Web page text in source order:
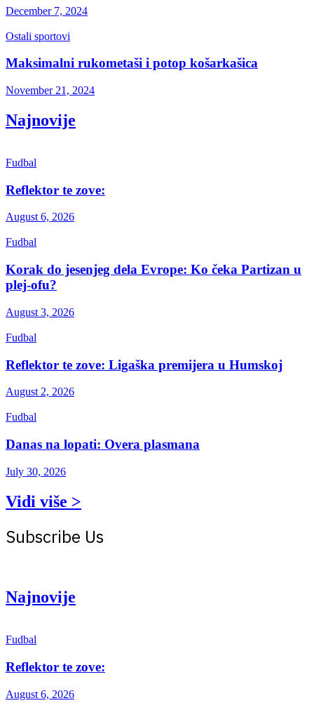
December 7, 2024
Ostali sportovi
Maksimalni rukometaši i potop košarkašica
November 21, 2024
Najnovije
Fudbal
Reflektor te zove:
August 6, 2026
Fudbal
Korak do jesenjeg dela Evrope: Ko čeka Partizan u
plej-ofu?
August 3, 2026
Fudbal
Reflektor te zove: Ligaška premijera u Humskoj
August 2, 2026
Fudbal
Danas na lopati: Overa plasmana
July 30, 2026
Vidi više >
Subscribe Us
Najnovije
Fudbal
Reflektor te zove:
August 6, 2026